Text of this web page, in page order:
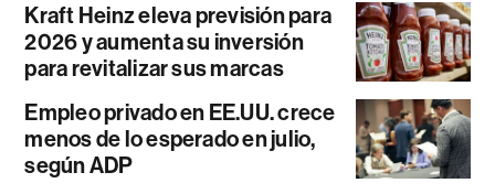
Kraft Heinz eleva previsión para
2026 y aumenta su inversión
para revitalizar sus marcas
Empleo privado en EE.UU. crece
menos de lo esperado en julio,
según ADP